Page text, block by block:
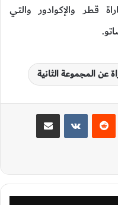
قطر والإكوادور والتي
المجموعة الثانية
بينتيريست